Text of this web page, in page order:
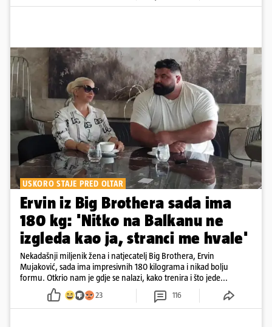
USKORO STAJE PRED OLTAR
Ervin iz Big Brothera sada ima
180 kg: 'Nitko na Balkanu ne
izgleda kao ja, stranci me hvale'
Nekadašnji miljenik žena i natjecatelj Big Brothera, Ervin
Mujaković, sada ima impresivnih 180 kilograma i nikad bolju
formu. Otkrio nam je gdje se nalazi, kako trenira i što jede...
23 116